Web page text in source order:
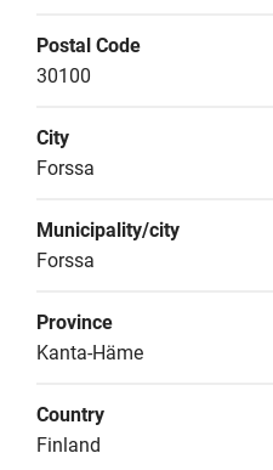
Postal Code
30100
City
Forssa
Municipality/city
Forssa
Province
Kanta-Häme
Country
Finland